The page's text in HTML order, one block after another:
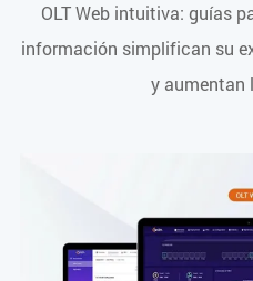
OLT Web intuitiva: guías
información simplifican su
y aumentan